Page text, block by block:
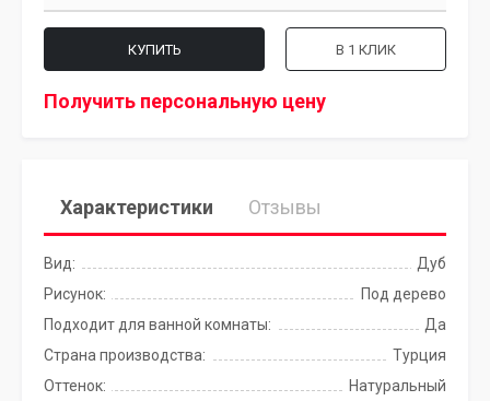
КУПИТЬ В 1 КЛИК
Получить персональную цену
Характеристики Отзывы
Вид:
Дуб
Рисунок:
Под дерево
Подходит для ванной комнаты:
Да
Страна производства:
Турция
Оттенок:
Натуральный